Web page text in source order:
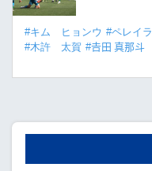
#キム ヒョンウ #ペレイラ
#木許 太賀 #𠮷田 真那斗